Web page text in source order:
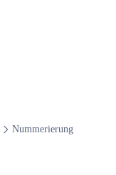
Nummerierung